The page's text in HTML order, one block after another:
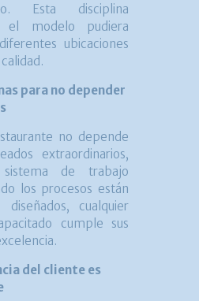
Esta disciplina
el modelo pudiera
ubicaciones
para no depender
no depende
extraordinarios,
de trabajo
los procesos están
diseñados, cualquier
cumple sus
del cliente es